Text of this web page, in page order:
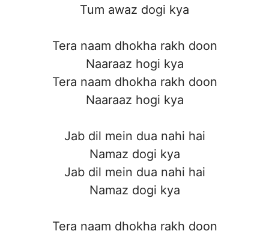
Tum awaz dogi kya
Tera naam dhokha rakh doon
Naaraaz hogi kya
Tera naam dhokha rakh doon
Naaraaz hogi kya
Jab dil mein dua nahi hai
Namaz dogi kya
Jab dil mein dua nahi hai
Namaz dogi kya
Tera naam dhokha rakh doon